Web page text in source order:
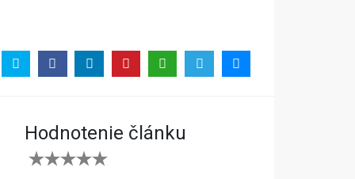
Hodnotenie článku